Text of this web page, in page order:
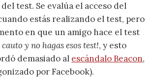
del test. Se evalúa el acceso del
estás realizando el test, pero
en que un amigo hace el test
cauto y no hagas esos test!, y esto
demasiado al escándalo Beacon,
por Facebook).